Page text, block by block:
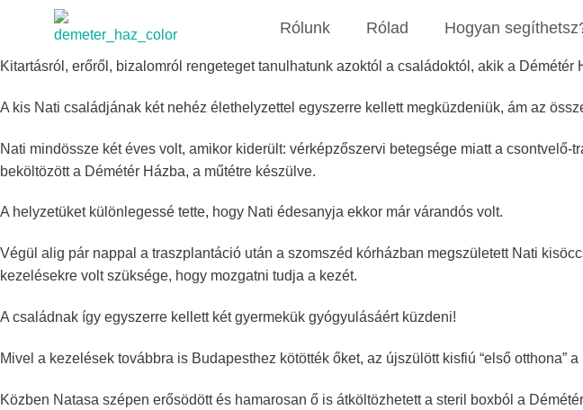
Rólunk Rólad Hogyan
Kitartásról, erőről, bizalomról rengeteget tanulhatunk azoktól a családoktól, akik a Démétér
A kis Nati családjának két nehéz élethelyzettel egyszerre kellett megküzdeniük, ám az
Nati mindössze két éves volt, amikor kiderült: vérképzőszervi betegsége miatt a
beköltözött a Démétér Házba, a műtétre készülve.
A helyzetüket különlegessé tette, hogy Nati édesanyja ekkor már várandós volt.
Végül alig pár nappal a traszplantáció után a szomszéd kórházban megszületett Nati
kezelésekre volt szüksége, hogy mozgatni tudja a kezét.
A családnak így egyszerre kellett két gyermekük gyógyulásáért küzdeni!
Mivel a kezelések továbbra is Budapesthez kötötték őket, az újszülött kisfiú “első otthona”
Közben Natasa szépen erősödött és hamarosan ő is átköltözhetett a steril boxból a